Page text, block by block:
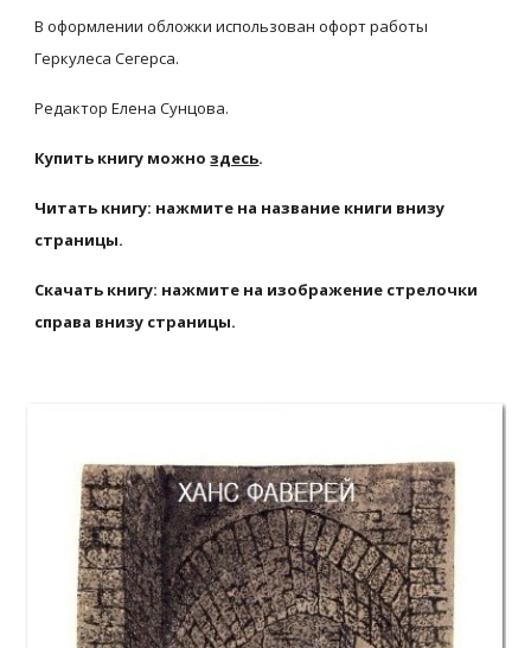
В оформлении обложки использован офорт работы
Геркулеса Сегерса.
Редактор Елена Сунцова.
Купить книгу можно здесь.
Читать книгу: нажмите на название книги внизу
страницы.
Скачать книгу: нажмите на изображение стрелочки
справа внизу страницы.